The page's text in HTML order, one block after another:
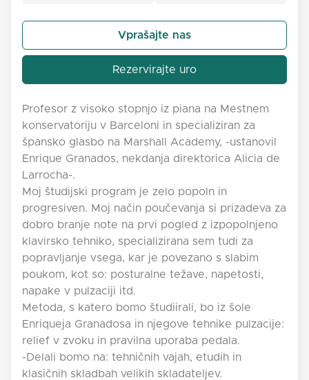
Vprašajte nas
Rezervirajte uro
Profesor z visoko stopnjo iz piana na Mestnem
konservatoriju v Barceloni in specializiran za
špansko glasbo na Marshall Academy, -ustanovil
Enrique Granados, nekdanja direktorica Alicia de
Larrocha-.
Moj študijski program je zelo popoln in
progresiven. Moj način poučevanja si prizadeva za
dobro branje note na prvi pogled z izpopolnjeno
klavirsko tehniko, specializirana sem tudi za
popravljanje vsega, kar je povezano s slabim
poukom, kot so: posturalne težave, napetosti,
napake v pulzaciji itd.
Metoda, s katero bomo študiirali, bo iz šole
Enriqueja Granadosa in njegove tehnike pulzacije:
relief v zvoku in pravilna uporaba pedala.
-Delali bomo na: tehničnih vajah, etudih in
klasičnih skladbah velikih skladateljev.